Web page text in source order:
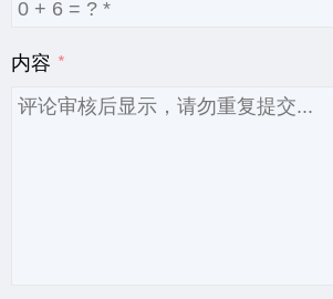
内容